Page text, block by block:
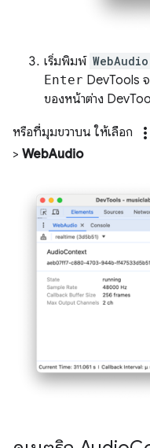
เริ่มพิมพ์ WebAudio
Enter DevTools
ของหน้าต่าง
หรือที่มุมขวาบน ให้เลือก more_vert
> WebAudio